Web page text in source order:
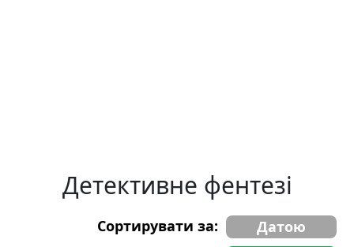
Детективне фентезі
Сортирувати за:
Датою